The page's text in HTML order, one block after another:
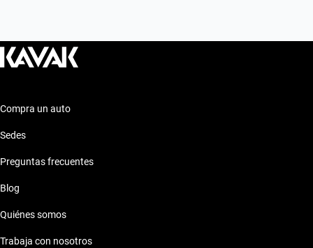
Compra un auto
Sedes
Preguntas frecuentes
Blog
Quiénes somos
Trabaja con nosotros